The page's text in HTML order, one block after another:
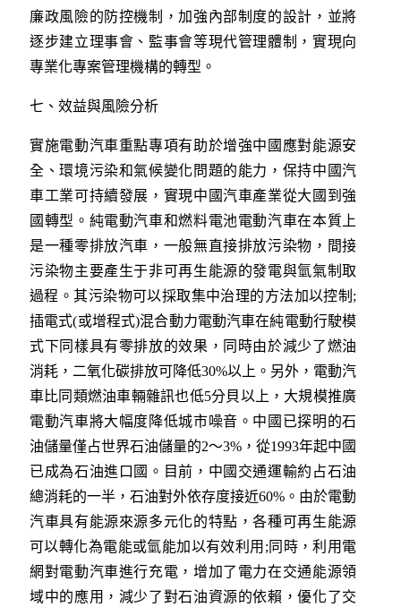
廉政風險的防控機制，加強內部制度的設計，並將
逐步建立理事會、監事會等現代管理體制，實現向
專業化專案管理機構的轉型。
七、效益與風險分析
實施電動汽車重點專項有助於增強中國應對能源安
全、環境污染和氣候變化問題的能力，保持中國汽
車工業可持續發展，實現中國汽車產業從大國到強
國轉型。純電動汽車和燃料電池電動汽車在本質上
是一種零排放汽車，一般無直接排放污染物，間接
污染物主要產生于非可再生能源的發電與氫氣制取
過程。其污染物可以採取集中治理的方法加以控制;
插電式(或增程式)混合動力電動汽車在純電動行駛模
式下同樣具有零排放的效果，同時由於減少了燃油
消耗，二氧化碳排放可降低30%以上。另外，電動汽
車比同類燃油車輛雜訊也低5分貝以上，大規模推廣
電動汽車將大幅度降低城市噪音。中國已探明的石
油儲量僅占世界石油儲量的2～3%，從1993年起中國
已成為石油進口國。目前，中國交通運輸約占石油
總消耗的一半，石油對外依存度接近60%。由於電動
汽車具有能源來源多元化的特點，各種可再生能源
可以轉化為電能或氫能加以有效利用;同時，利用電
網對電動汽車進行充電，增加了電力在交通能源領
域中的應用，減少了對石油資源的依賴，優化了交